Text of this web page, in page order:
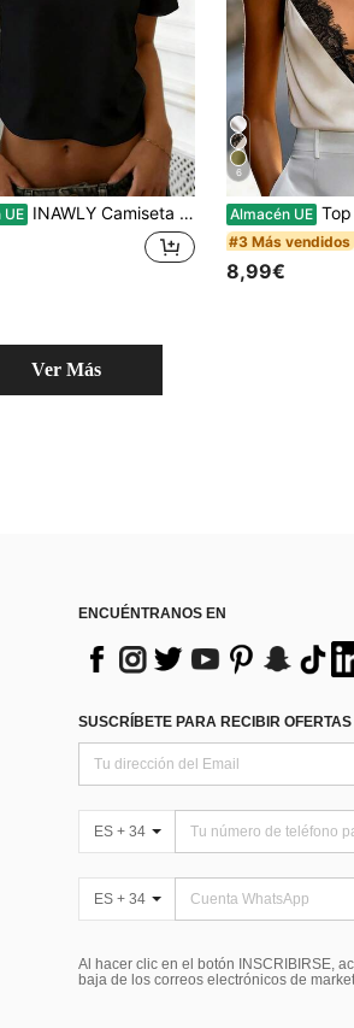
UE INAWLY Camiseta de manga corta asimétrica, ajustada y corta de unicolor para mujer
6
Almacén UE Top de camisola con
#3 Más vendidos
8,99€
Ver Más
ENCUÉNTRANOS EN
SUSCRÍBETE PARA RECIBIR
ES + 34
ES + 34
Al hacer clic en el botón INSCRIBIRSE,
baja de los correos electrónicos de